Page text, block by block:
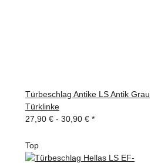
Türbeschlag Antike LS Antik Grau
Türklinke
27,90 € - 30,90 € *
Top